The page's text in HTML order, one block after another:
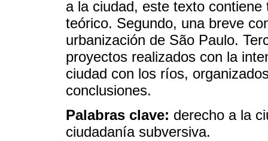
a la ciudad, este texto
teórico. Segundo, una breve
urbanización de São Paulo.
proyectos realizados con la
ciudad con los ríos,
conclusiones.
Palabras clave: derecho a la
ciudadanía subversiva.